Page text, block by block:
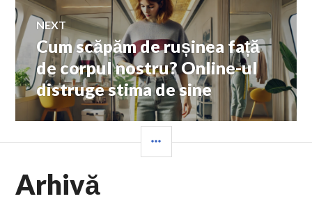
NEXT
Next
post:
Cum scăpăm de rușinea față
de corpul nostru? Online-ul
distruge stima de sine
Arhivă